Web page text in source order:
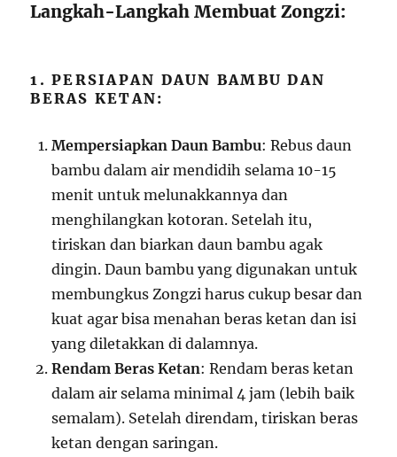
Langkah-Langkah Membuat Zongzi:
1. PERSIAPAN DAUN BAMBU DAN
BERAS KETAN:
Mempersiapkan Daun Bambu: Rebus daun
bambu dalam air mendidih selama 10-15
menit untuk melunakkannya dan
menghilangkan kotoran. Setelah itu,
tiriskan dan biarkan daun bambu agak
dingin. Daun bambu yang digunakan untuk
membungkus Zongzi harus cukup besar dan
kuat agar bisa menahan beras ketan dan isi
yang diletakkan di dalamnya.
Rendam Beras Ketan: Rendam beras ketan
dalam air selama minimal 4 jam (lebih baik
semalam). Setelah direndam, tiriskan beras
ketan dengan saringan.